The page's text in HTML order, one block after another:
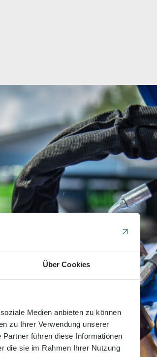
Über Cookies
Medien anbieten zu können
zu Ihrer Verwendung unserer
führen diese Informationen
die sie im Rahmen Ihrer Nutzung